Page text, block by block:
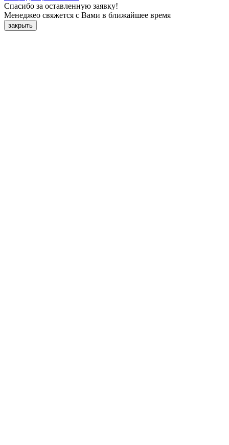
Спасибо за оставленную заявку!
Менеджео свяжется с Вами в ближайшее время
закрыть